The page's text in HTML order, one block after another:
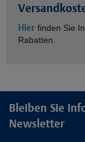
Hier finden Sie
Rabatten.
Bleiben Sie
Newsletter